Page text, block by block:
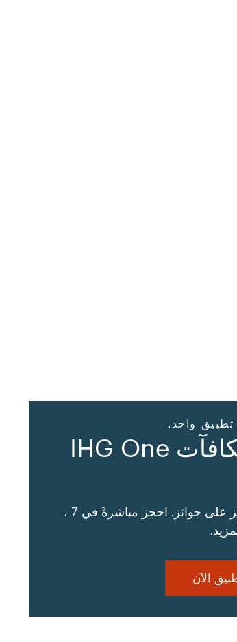
واحد.
تطبيق برنامج المكافآت IHG One
سهّل سفرك من خلال تطبيقنا الحائز على جوائز. احجز مباشرةً في 7 ،
الآن